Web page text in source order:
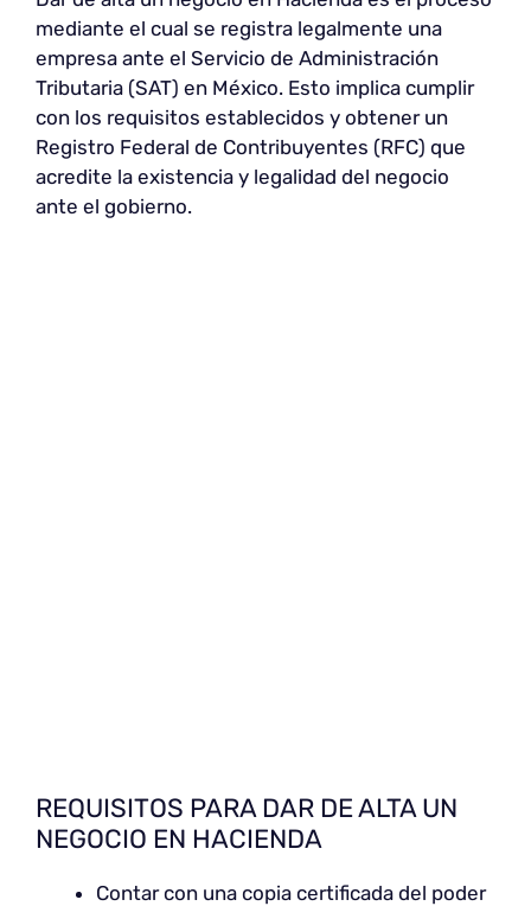
mediante el cual se registra legalmente una
empresa ante el Servicio de Administración
Tributaria (SAT) en México. Esto implica cumplir
con los requisitos establecidos y obtener un
Registro Federal de Contribuyentes (RFC) que
acredite la existencia y legalidad del negocio
ante el gobierno.
REQUISITOS PARA DAR DE ALTA UN
NEGOCIO EN HACIENDA
Contar con una copia certificada del poder